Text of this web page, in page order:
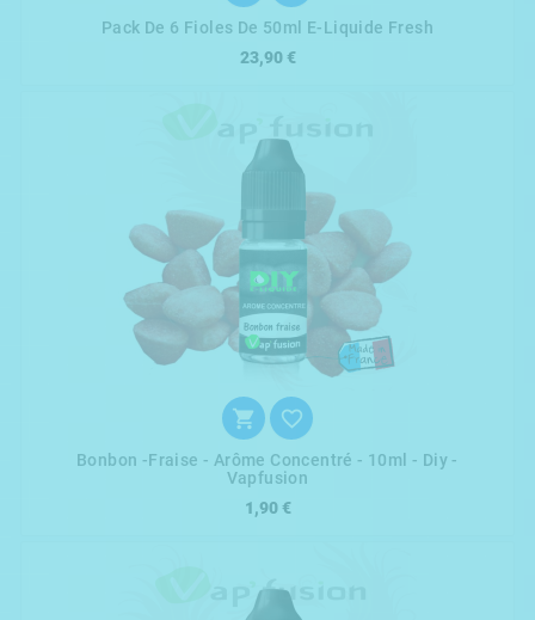
Pack De 6 Fioles De 50ml E-Liquide Fresh
23,90 €
 
Bonbon -fraise - Arôme Concentré - 10ml - Diy -
Vapfusion
1,90 €